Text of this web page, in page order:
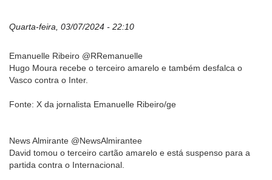
Quarta-feira, 03/07/2024 - 22:10
Emanuelle Ribeiro @RRemanuelle
Hugo Moura recebe o terceiro amarelo e também desfalca o
Vasco contra o Inter.
Fonte: X da jornalista Emanuelle Ribeiro/ge
News Almirante @NewsAlmirantee
David tomou o terceiro cartão amarelo e está suspenso para a
partida contra o Internacional.